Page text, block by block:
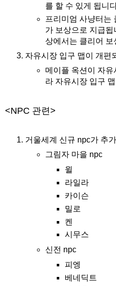
를 할 수 있게 됩니
프리미엄 사냥터는
가 보상으로 지급됩
상에서는 클리어
자유시장 입구 맵이 개편
메이플 옥션이 자
라 자유시장 입구
<NPC 관련>
거울세계 신규 npc가 추
그림자 마을 npc
윌
라일라
카이슨
밀로
켄
시무스
신전 npc
피엥
베네딕트